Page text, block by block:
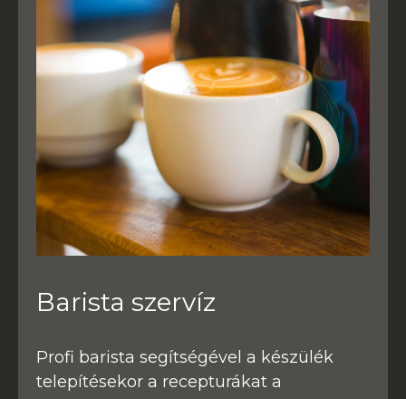
Barista szervíz
Profi barista segítségével a készülék
telepítésekor a recepturákat a